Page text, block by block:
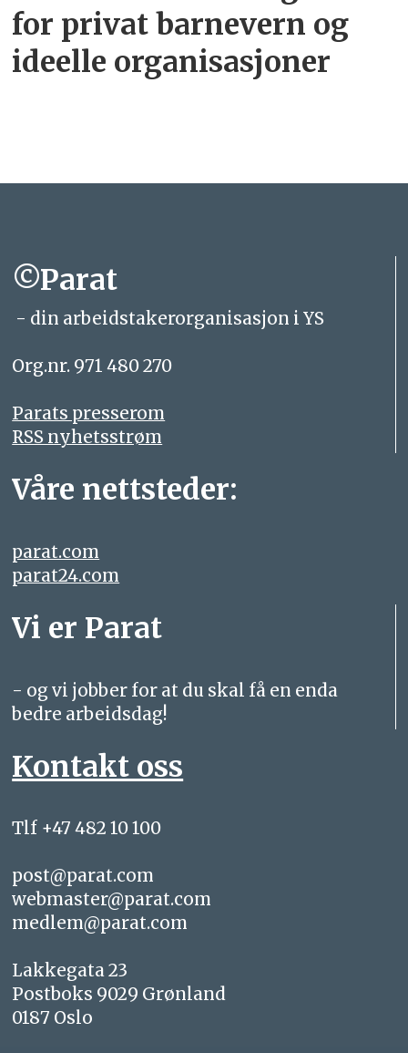
for privat barnevern og
ideelle organisasjoner
©Parat
- din arbeidstakerorganisasjon i YS
Org.nr. 971 480 270
Parats presserom
RSS nyhetsstrøm
Våre nettsteder:
parat.com
parat24.com
Vi er Parat
- og vi jobber for at du skal få en enda
bedre arbeidsdag!
Kontakt oss
Tlf +47 482 10 100
post@parat.com
webmaster@parat.com
medlem@parat.com
Lakkegata 23
Postboks 9029 Grønland
0187 Oslo